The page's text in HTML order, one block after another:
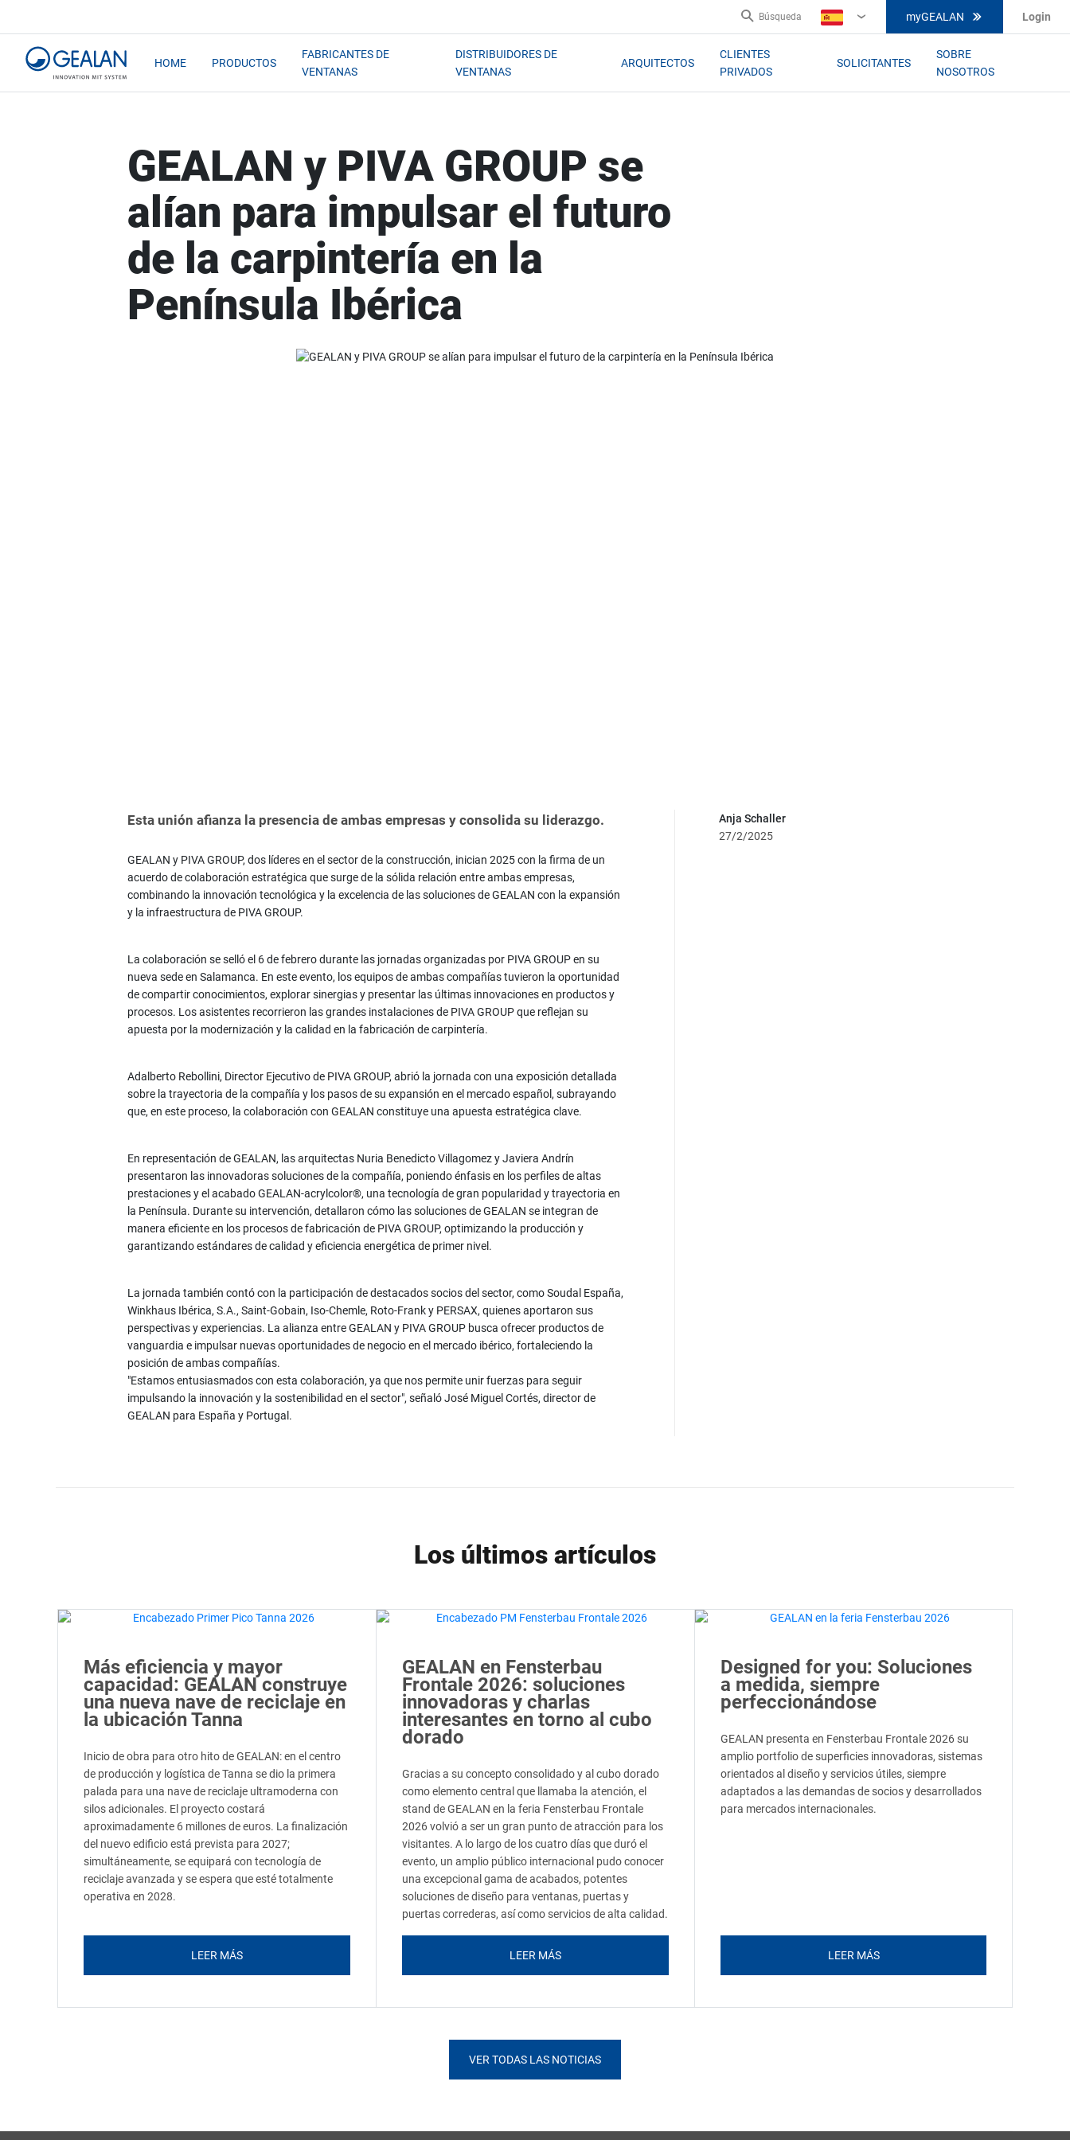
Búsqueda
ES
myGEALAN Login
HOME PRODUCTOS
FABRICANTES DE
VENTANAS
DISTRIBUIDORES DE
VENTANAS
ARQUITECTOS
CLIENTES
PRIVADOS
SOLICITANTES
SOBRE
NOSOTROS
GEALAN y PIVA GROUP se
alían para impulsar el futuro
de la carpintería en la
Península Ibérica
Esta unión afianza la presencia de ambas empresas y consolida su liderazgo.
GEALAN y PIVA GROUP, dos líderes en el sector de la construcción, inician 2025 con la firma de un
acuerdo de colaboración estratégica que surge de la sólida relación entre ambas empresas,
combinando la innovación tecnológica y la excelencia de las soluciones de GEALAN con la expansión
y la infraestructura de PIVA GROUP.
La colaboración se selló el 6 de febrero durante las jornadas organizadas por PIVA GROUP en su
nueva sede en Salamanca. En este evento, los equipos de ambas compañías tuvieron la oportunidad
de compartir conocimientos, explorar sinergias y presentar las últimas innovaciones en productos y
procesos. Los asistentes recorrieron las grandes instalaciones de PIVA GROUP que reflejan su
apuesta por la modernización y la calidad en la fabricación de carpintería.
Adalberto Rebollini, Director Ejecutivo de PIVA GROUP, abrió la jornada con una exposición detallada
sobre la trayectoria de la compañía y los pasos de su expansión en el mercado español, subrayando
que, en este proceso, la colaboración con GEALAN constituye una apuesta estratégica clave.
En representación de GEALAN, las arquitectas Nuria Benedicto Villagomez y Javiera Andrín
presentaron las innovadoras soluciones de la compañía, poniendo énfasis en los perfiles de altas
prestaciones y el acabado GEALAN-acrylcolor®, una tecnología de gran popularidad y trayectoria en
la Península. Durante su intervención, detallaron cómo las soluciones de GEALAN se integran de
manera eficiente en los procesos de fabricación de PIVA GROUP, optimizando la producción y
garantizando estándares de calidad y eficiencia energética de primer nivel.
La jornada también contó con la participación de destacados socios del sector, como Soudal España,
Winkhaus Ibérica, S.A., Saint-Gobain, Iso-Chemle, Roto-Frank y PERSAX, quienes aportaron sus
perspectivas y experiencias. La alianza entre GEALAN y PIVA GROUP busca ofrecer productos de
vanguardia e impulsar nuevas oportunidades de negocio en el mercado ibérico, fortaleciendo la
posición de ambas compañías.
"Estamos entusiasmados con esta colaboración, ya que nos permite unir fuerzas para seguir
impulsando la innovación y la sostenibilidad en el sector", señaló José Miguel Cortés, director de
GEALAN para España y Portugal.
Anja Schaller
27/2/2025
Los últimos artículos
Más eficiencia y mayor
capacidad: GEALAN construye
una nueva nave de reciclaje en
la ubicación Tanna
Inicio de obra para otro hito de GEALAN: en el centro
de producción y logística de Tanna se dio la primera
palada para una nave de reciclaje ultramoderna con
silos adicionales. El proyecto costará
aproximadamente 6 millones de euros. La finalización
del nuevo edificio está prevista para 2027;
simultáneamente, se equipará con tecnología de
reciclaje avanzada y se espera que esté totalmente
operativa en 2028.
LEER MÁS
GEALAN en Fensterbau
Frontale 2026: soluciones
innovadoras y charlas
interesantes en torno al cubo
dorado
Gracias a su concepto consolidado y al cubo dorado
como elemento central que llamaba la atención, el
stand de GEALAN en la feria Fensterbau Frontale
2026 volvió a ser un gran punto de atracción para los
visitantes. A lo largo de los cuatro días que duró el
evento, un amplio público internacional pudo conocer
una excepcional gama de acabados, potentes
soluciones de diseño para ventanas, puertas y
puertas correderas, así como servicios de alta calidad.
LEER MÁS
Designed for you: Soluciones
a medida, siempre
perfeccionándose
GEALAN presenta en Fensterbau Frontale 2026 su
amplio portfolio de superficies innovadoras, sistemas
orientados al diseño y servicios útiles, siempre
adaptados a las demandas de socios y desarrollados
para mercados internacionales.
LEER MÁS
VER TODAS LAS NOTICIAS